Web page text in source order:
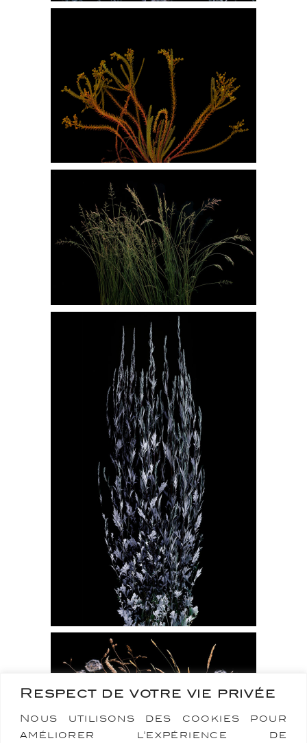
Respect de votre vie privée
Nous utilisons des cookies pour
améliorer l'expérience de